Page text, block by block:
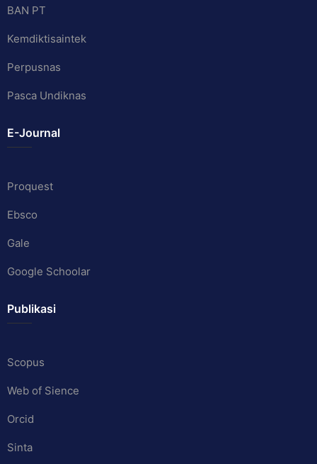
BAN PT
Kemdiktisaintek
Perpusnas
Pasca Undiknas
E-Journal
Proquest
Ebsco
Gale
Google Schoolar
Publikasi
Scopus
Web of Sience
Orcid
Sinta